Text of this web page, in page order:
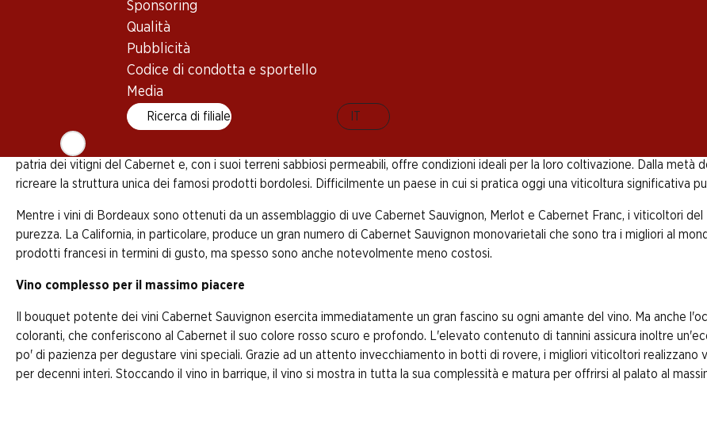
Sponsoring
Qualità
Pubblicità
Codice di condotta e sportello
Media
Ricerca di filiale
Il Cabernet Sauvignon è il vitigno più coltivato al mondo. Sono quasi 300’000 gli ettari di superficie
paese in cui si pratica una viticoltura seria può fare a meno del Cabernet Sauvignon. Il Cabernet ha avuto
Francia, da dove è partita la marcia trionfale del vitigno alla conquista del mondo.
Soprattutto i vini di punta del Médoc nella regione di Bordeaux hanno contribuito all’eccellente reputazione del Cabernet
patria dei vitigni del Cabernet e, con i suoi terreni sabbiosi permeabili, offre condizioni ideali per la loro coltivazione. Dalla metà
ricreare la struttura unica dei famosi prodotti bordolesi. Difficilmente un paese in cui si pratica oggi una viticoltura significativa
Mentre i vini di Bordeaux sono ottenuti da un assemblaggio di uve Cabernet Sauvignon, Merlot e Cabernet Franc, i viticoltori
purezza. La California, in particolare, produce un gran numero di Cabernet Sauvignon monovarietali che sono tra i migliori al
prodotti francesi in termini di gusto, ma spesso sono anche notevolmente meno costosi.
Vino complesso per il massimo piacere
Il bouquet potente dei vini Cabernet Sauvignon esercita immediatamente un gran fascino su ogni amante del vino. Ma anche
coloranti, che conferiscono al Cabernet il suo colore rosso scuro e profondo. L'elevato contenuto di tannini assicura inoltre
po' di pazienza per degustare vini speciali. Grazie ad un attento invecchiamento in botti di rovere, i migliori viticoltori realizzano
per decenni interi. Stoccando il vino in barrique, il vino si mostra in tutta la sua complessità e matura per offrirsi al palato al